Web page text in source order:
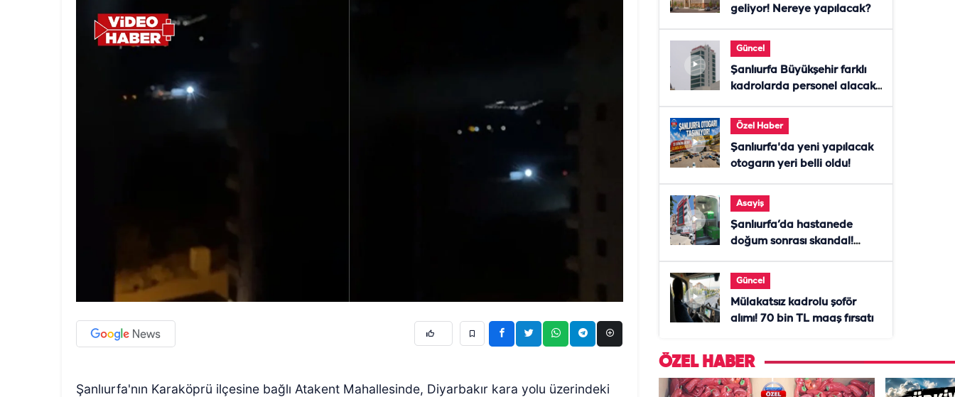
Şanlıurfa'nın Karaköprü ilçesine bağlı Atakent Mahallesinde, Diyarbakır kara yolu üzerindeki
geliyor! Nereye yapılacak?
Güncel
Şanlıurfa Büyükşehir farklı
kadrolarda personel alacak!
Özel Haber
Şanlıurfa'da yeni yapılacak
otogarın yeri belli oldu!
Asayiş
Şanlıurfa’da hastanede
doğum sonrası skandal!
Güncel
Mülakatsız kadrolu şoför
alımı! 70 bin TL maaş fırsatı
ÖZEL HABER